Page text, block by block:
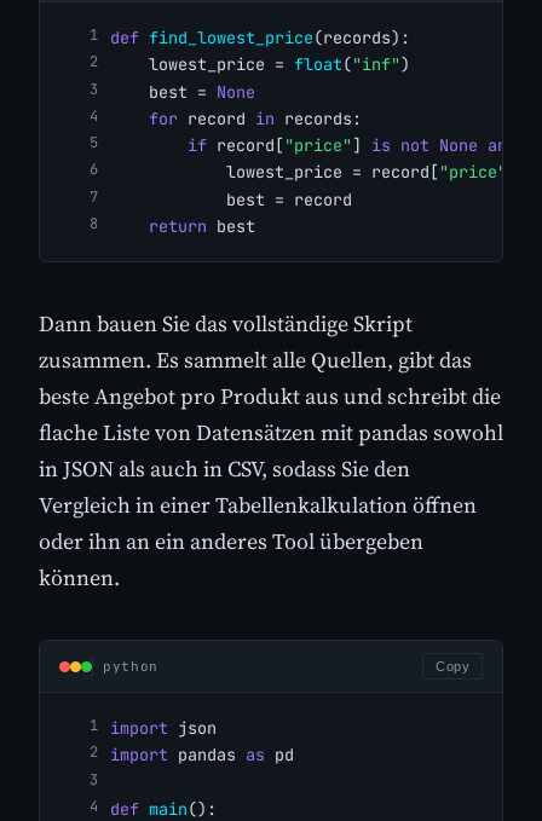
def find_lowest_price(records):
    lowest_price =
float("inf")
    best =
None
for record in records:
if record[ "price" ] is not None and
            lowest_price = record[
"price"
            best = record
return best
Dann bauen Sie das vollständige Skript
zusammen. Es sammelt alle Quellen, gibt das
beste Angebot pro Produkt aus und schreibt die
flache Liste von Datensätzen mit pandas sowohl
in JSON als auch in CSV, sodass Sie den
Vergleich in einer Tabellenkalkulation öffnen
oder ihn an ein anderes Tool übergeben
können.
python Copy
import json
import pandas as pd
def main():